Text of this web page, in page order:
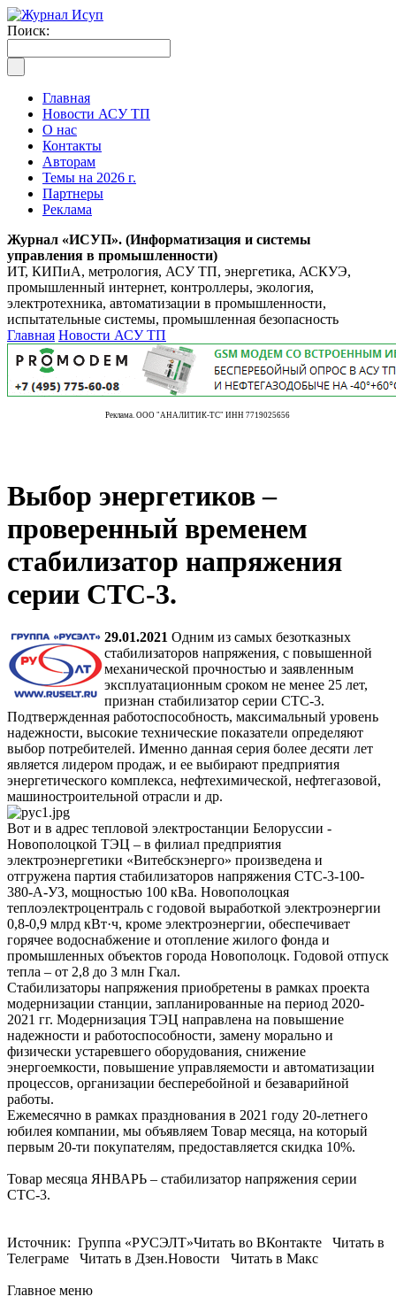
Поиск:
Главная
Новости АСУ ТП
О нас
Контакты
Авторам
Темы на 2026 г.
Партнеры
Реклама
Журнал «ИСУП». (Информатизация и системы
управления в промышленности)
ИТ, КИПиА, метрология, АСУ ТП, энергетика, АСКУЭ,
промышленный интернет, контроллеры, экология,
электротехника, автоматизации в промышленности,
испытательные системы, промышленная безопасность
Главная Новости АСУ ТП
Реклама. ООО "АНАЛИТИК-ТС" ИНН 7719025656
Выбор энергетиков –
проверенный временем
стабилизатор напряжения
серии СТС-3.
29.01.2021 Одним из самых безотказных
стабилизаторов напряжения, с повышенной
механической прочностью и заявленным
эксплуатационным сроком не менее 25 лет,
признан стабилизатор серии СТС-3.
Подтвержденная работоспособность, максимальный уровень
надежности, высокие технические показатели определяют
выбор потребителей. Именно данная серия более десяти лет
является лидером продаж, и ее выбирают предприятия
энергетического комплекса, нефтехимической, нефтегазовой,
машиностроительной отрасли и др.
Вот и в адрес тепловой электростанции Белоруссии -
Новополоцкой ТЭЦ – в филиал предприятия
электроэнергетики «Витебскэнерго» произведена и
отгружена партия стабилизаторов напряжения СТС-3-100-
380-А-УЗ, мощностью 100 кВа. Новополоцкая
теплоэлектроцентраль с годовой выработкой электроэнергии
0,8-0,9 млрд кВт·ч, кроме электроэнергии, обеспечивает
горячее водоснабжение и отопление жилого фонда и
промышленных объектов города Новополоцк. Годовой отпуск
тепла – от 2,8 до 3 млн Гкал.
Стабилизаторы напряжения приобретены в рамках проекта
модернизации станции, запланированные на период 2020-
2021 гг. Модернизация ТЭЦ направлена на повышение
надежности и работоспособности, замену морально и
физически устаревшего оборудования, снижение
энергоемкости, повышение управляемости и автоматизации
процессов, организации бесперебойной и безаварийной
работы.
Ежемесячно в рамках празднования в 2021 году 20-летнего
юбилея компании, мы объявляем Товар месяца, на который
первым 20-ти покупателям, предоставляется скидка 10%.
Товар месяца ЯНВАРЬ – стабилизатор напряжения серии
СТС-3.
Источник: Группа «РУСЭЛТ»Читать во ВКонтакте Читать в
Телеграме Читать в Дзен.Новости Читать в Макс
Главное меню